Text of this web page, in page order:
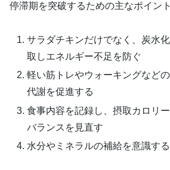
停滞期を突破するための主なポイン
サラダチキンだけでなく、炭水
取しエネルギー不足を防ぐ
軽い筋トレやウォーキングなど
代謝を促進する
食事内容を記録し、摂取カロリ
バランスを見直す
水分やミネラルの補給を意識する